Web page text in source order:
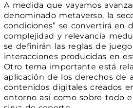
A medida que vayamos
denominado metaverso, la
condiciones” se convertirá en
complejidad y relevancia
se definirán las reglas de
interacciones producidas en
Otro tema importante está
aplicación de los derechos de
contenidos digitales creados
entorno así como sobre todo